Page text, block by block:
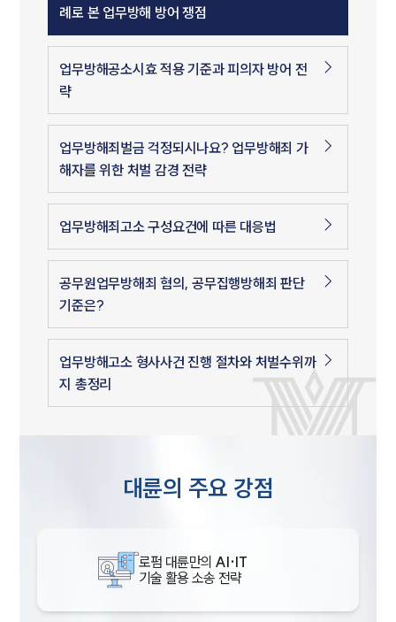
례로 본 업무방해 방어 쟁점
업무방해공소시효 적용 기준과 피의자 방어 전
략
업무방해죄벌금 걱정되시나요? 업무방해죄 가
해자를 위한 처벌 감경 전략
업무방해죄고소 구성요건에 따른 대응법
공무원업무방해죄 혐의, 공무집행방해죄 판단
기준은?
업무방해고소 형사사건 진행 절차와 처벌수위까
지 총정리
대륜의 주요 강점
로펌 대륜만의 AI·IT
기술 활용 소송 전략